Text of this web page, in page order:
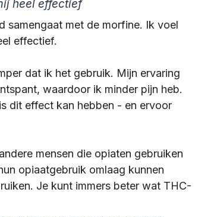
heel effectief
samengaat met de morfine. Ik voel
effectief.
dat ik het gebruik. Mijn ervaring
waardoor ik minder pijn heb.
dit effect kan hebben - en ervoor
mensen die opiaten gebruiken
opiaatgebruik omlaag kunnen
Je kunt immers beter wat THC-